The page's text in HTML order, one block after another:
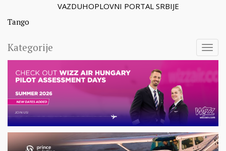
VAZDUHOPLOVNI PORTAL SRBIJE
Tango
Kategorije